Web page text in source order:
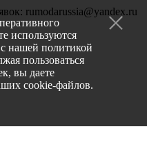
rumodarussia@yandex.ru
используются
нашей политикой
пользоваться
вы даете
cookie-файлов.